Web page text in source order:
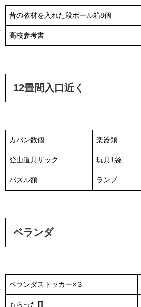
昔の教材を入れた段ボール箱8個
高校参考書
12畳間入口近く
カバン数個 楽器類
登山道具ザック 玩具1袋
パズル額 ランプ
ベランダ
ベランダストッカー×３
もらった皿